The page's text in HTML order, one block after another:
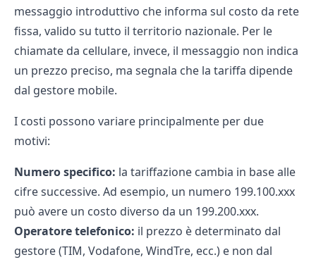
messaggio introduttivo che informa sul costo da rete
fissa, valido su tutto il territorio nazionale. Per le
chiamate da cellulare, invece, il messaggio non indica
un prezzo preciso, ma segnala che la tariffa dipende
dal gestore mobile.
I costi possono variare principalmente per due
motivi:
Numero specifico: la tariffazione cambia in base alle
cifre successive. Ad esempio, un numero 199.100.xxx
può avere un costo diverso da un 199.200.xxx.
Operatore telefonico: il prezzo è determinato dal
gestore (TIM, Vodafone, WindTre, ecc.) e non dal